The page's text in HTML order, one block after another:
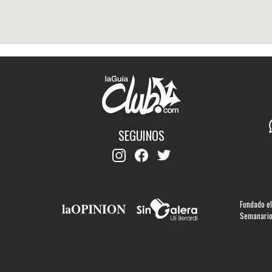
SEGUINOS
Fundado